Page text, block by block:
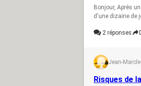
Bonjour, Aprés
d'une dizaine de
2 réponses
Jean-Marc
Risques de